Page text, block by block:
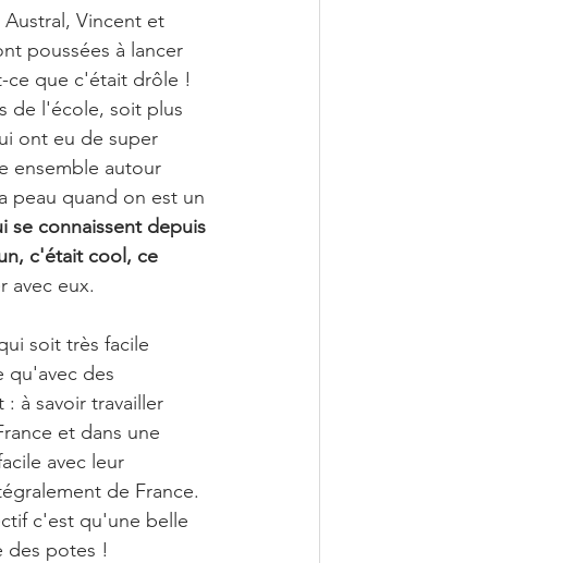
Vincent et
poussées à lancer
ce que c'était drôle !
de l'école, soit plus
ont eu de super
ensemble autour
peau quand on est un
se connaissent depuis
c'était cool, ce
avec eux.
soit très facile
qu'avec des
à savoir travailler
et dans une
avec leur
de France.
c'est qu'une belle
des potes !